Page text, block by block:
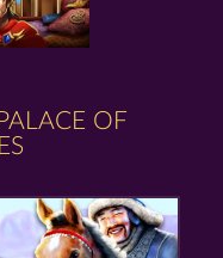
OF